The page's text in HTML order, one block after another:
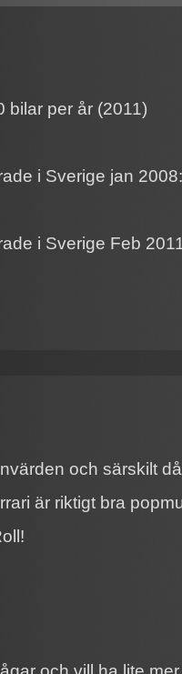
bilar per år (2011)
i Sverige jan
i Sverige Feb
och särskilt
är riktigt bra